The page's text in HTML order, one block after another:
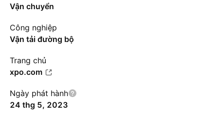
Vận chuyển
Công nghiệp
Vận tải đường bộ
Trang chủ
xpo.com
Ngày phát hành
24 thg 5, 2023